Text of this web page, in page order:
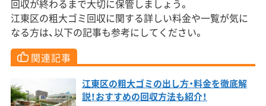
回収が終わるまで大切に保管しましょう。
江東区の粗大ゴミ回収に関する詳しい料金や一覧が気に
なる方は、以下の記事も参考にしてください。
関連記事
江東区の粗大ゴミの出し方・料金を徹底解
説！おすすめの回収方法も紹介！